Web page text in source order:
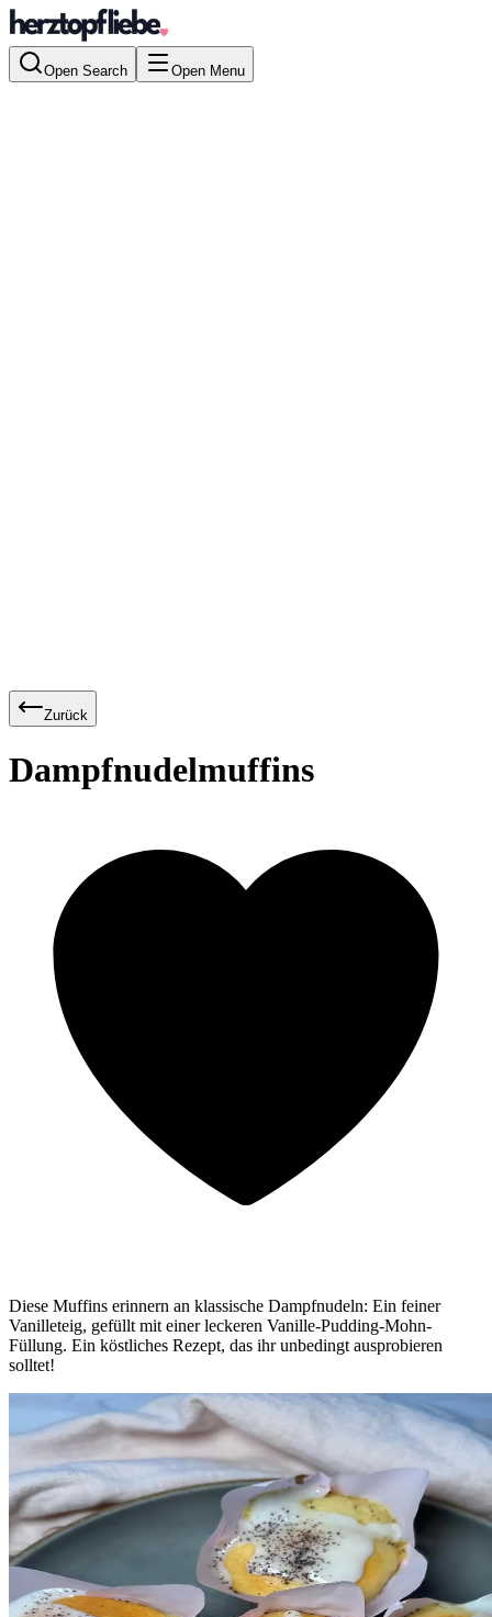
Open Search Open Menu
Zurück
Dampfnudelmuffins
Diese Muffins erinnern an klassische Dampfnudeln: Ein feiner
Vanilleteig, gefüllt mit einer leckeren Vanille-Pudding-Mohn-
Füllung. Ein köstliches Rezept, das ihr unbedingt ausprobieren
solltet!